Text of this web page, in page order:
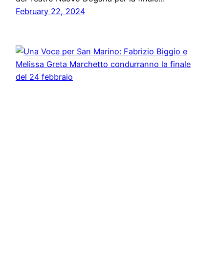
February 22, 2024